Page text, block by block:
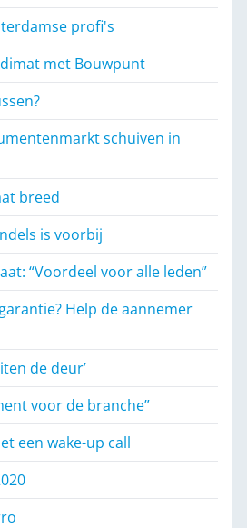
profi's
met Bouwpunt
schuiven in
breed
is voorbij
“Voordeel voor alle leden”
Help de aannemer
de deur’
voor de branche”
een wake-up call